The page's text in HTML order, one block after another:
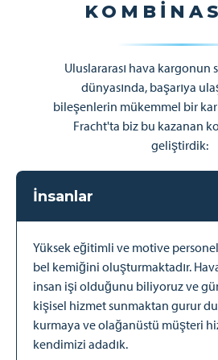
Uluslararası hava kargonun
dünyasında, başarıya
bileşenlerin mükemmel bir
Fracht'ta biz bu kazanan
geliştirdik:
İnsanlar
Yüksek eğitimli ve motive
bel kemiğini oluşturmaktadır. Hava
insan işi olduğunu biliyoruz ve
kişisel hizmet sunmaktan gurur
kurmaya ve olağanüstü müşteri
kendimizi adadık.